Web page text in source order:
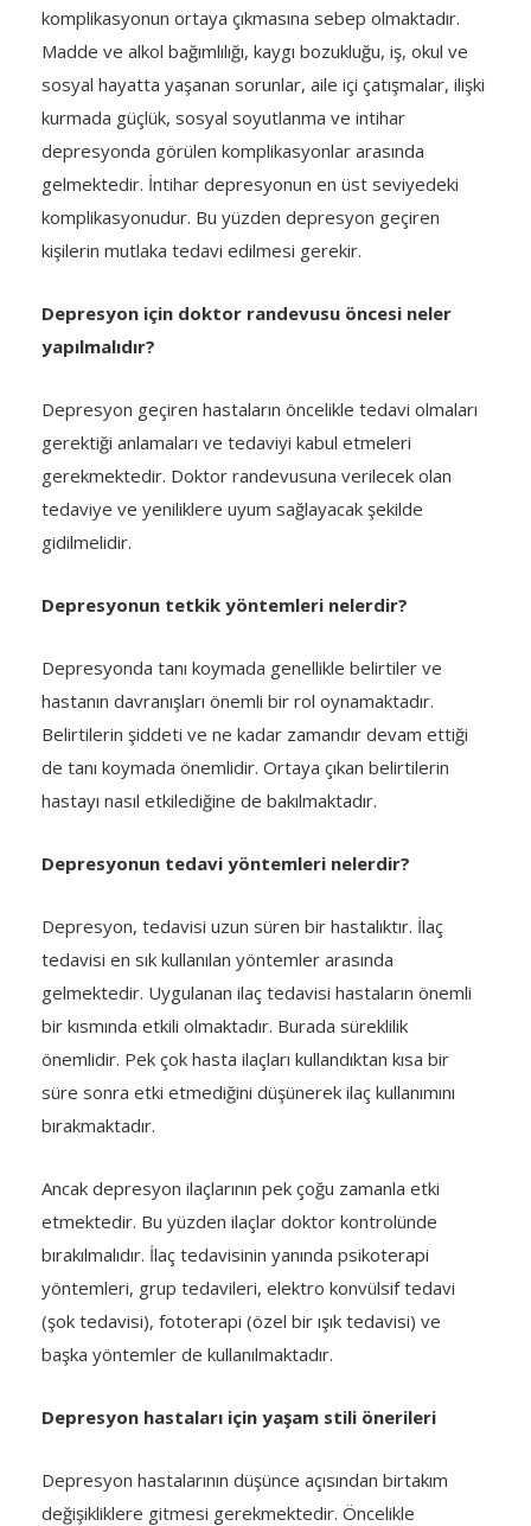
komplikasyonun ortaya çıkmasına sebep olmaktadır.
Madde ve alkol bağımlılığı, kaygı bozukluğu, iş, okul ve
sosyal hayatta yaşanan sorunlar, aile içi çatışmalar, ilişki
kurmada güçlük, sosyal soyutlanma ve intihar
depresyonda görülen komplikasyonlar arasında
gelmektedir. İntihar depresyonun en üst seviyedeki
komplikasyonudur. Bu yüzden depresyon geçiren
kişilerin mutlaka tedavi edilmesi gerekir.
Depresyon için doktor randevusu öncesi neler
yapılmalıdır?
Depresyon geçiren hastaların öncelikle tedavi olmaları
gerektiği anlamaları ve tedaviyi kabul etmeleri
gerekmektedir. Doktor randevusuna verilecek olan
tedaviye ve yeniliklere uyum sağlayacak şekilde
gidilmelidir.
Depresyonun tetkik yöntemleri nelerdir?
Depresyonda tanı koymada genellikle belirtiler ve
hastanın davranışları önemli bir rol oynamaktadır.
Belirtilerin şiddeti ve ne kadar zamandır devam ettiği
de tanı koymada önemlidir. Ortaya çıkan belirtilerin
hastayı nasıl etkilediğine de bakılmaktadır.
Depresyonun tedavi yöntemleri nelerdir?
Depresyon, tedavisi uzun süren bir hastalıktır. İlaç
tedavisi en sık kullanılan yöntemler arasında
gelmektedir. Uygulanan ilaç tedavisi hastaların önemli
bir kısmında etkili olmaktadır. Burada süreklilik
önemlidir. Pek çok hasta ilaçları kullandıktan kısa bir
süre sonra etki etmediğini düşünerek ilaç kullanımını
bırakmaktadır.
Ancak depresyon ilaçlarının pek çoğu zamanla etki
etmektedir. Bu yüzden ilaçlar doktor kontrolünde
bırakılmalıdır. İlaç tedavisinin yanında psikoterapi
yöntemleri, grup tedavileri, elektro konvülsif tedavi
(şok tedavisi), fototerapi (özel bir ışık tedavisi) ve
başka yöntemler de kullanılmaktadır.
Depresyon hastaları için yaşam stili önerileri
Depresyon hastalarının düşünce açısından birtakım
değişikliklere gitmesi gerekmektedir. Öncelikle